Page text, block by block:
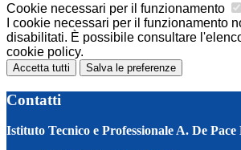
Cookie necessari per il funzionamento
I cookie necessari per il funzionamento
disabilitati. È possibile consultare
cookie policy.
Accetta tutti Salva le preferenze
Contatti
Istituto Tecnico e Professionale A. De Pace